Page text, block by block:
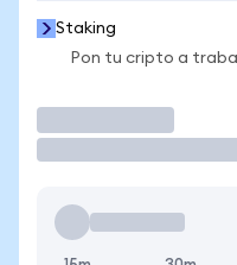
Staking
Pon tu cripto a